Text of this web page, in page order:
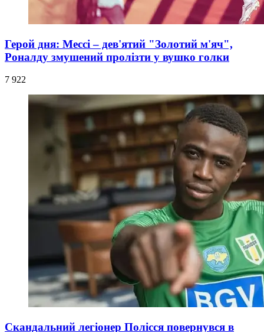
Герой дня: Мессі – дев'ятий "Золотий м'яч",
Роналду змушений пролізти у вушко голки
7 922
Скандальний легіонер Полісся повернувся в